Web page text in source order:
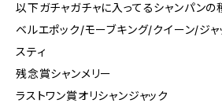
以下ガチャガチャに入ってるシャンパンの
ベルエポック/モーブキング/クイーン/ジ
スティ
残念賞シャンメリー
ラストワン賞オリシャンジャック